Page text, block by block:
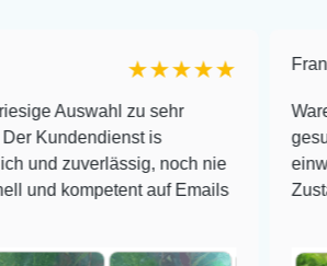
★★★★★
zu sehr
is
noch nie
auf Emails
Frank
einwandfrei.
Zustand.